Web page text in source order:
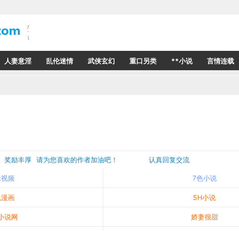
人妻意淫 乱伦迷情 武侠玄幻 重口另类 **小说 言情连载
奖励丰厚 请为您喜欢的作者加油吧！ 认真回复交流
频
7色小说
画 5H小说
说网 娇妻很甜